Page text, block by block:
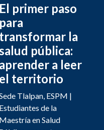
El primer paso
para
transformar la
salud pública:
aprender a leer
el territorio
Tlalpan, ESPM |
Estudiantes de la
Maestría en Salud